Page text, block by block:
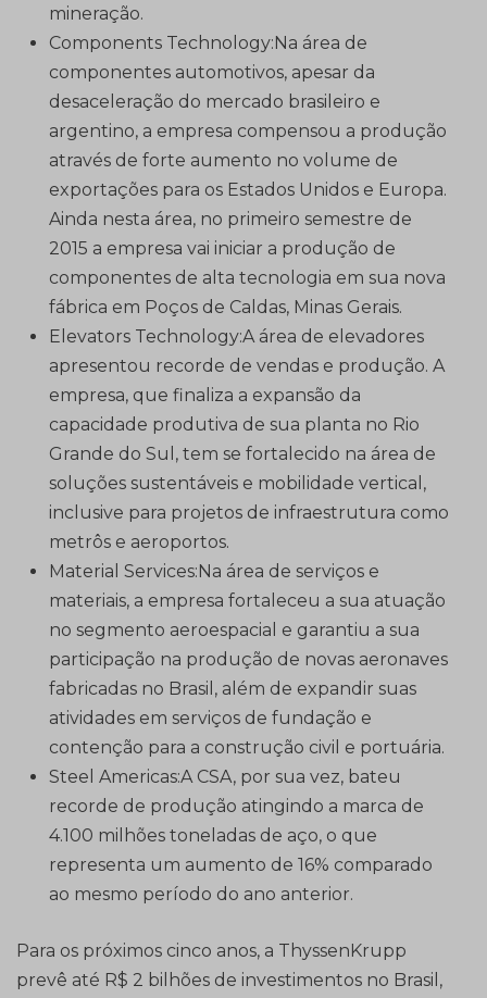
mineração.
Components Technology:Na área de
componentes automotivos, apesar da
desaceleração do mercado brasileiro e
argentino, a empresa compensou a produção
através de forte aumento no volume de
exportações para os Estados Unidos e Europa.
Ainda nesta área, no primeiro semestre de
2015 a empresa vai iniciar a produção de
componentes de alta tecnologia em sua nova
fábrica em Poços de Caldas, Minas Gerais.
Elevators Technology:A área de elevadores
apresentou recorde de vendas e produção. A
empresa, que finaliza a expansão da
capacidade produtiva de sua planta no Rio
Grande do Sul, tem se fortalecido na área de
soluções sustentáveis e mobilidade vertical,
inclusive para projetos de infraestrutura como
metrôs e aeroportos.
Material Services:Na área de serviços e
materiais, a empresa fortaleceu a sua atuação
no segmento aeroespacial e garantiu a sua
participação na produção de novas aeronaves
fabricadas no Brasil, além de expandir suas
atividades em serviços de fundação e
contenção para a construção civil e portuária.
Steel Americas:A CSA, por sua vez, bateu
recorde de produção atingindo a marca de
4.100 milhões toneladas de aço, o que
representa um aumento de 16% comparado
ao mesmo período do ano anterior.
Para os próximos cinco anos, a ThyssenKrupp
prevê até R$ 2 bilhões de investimentos no Brasil,